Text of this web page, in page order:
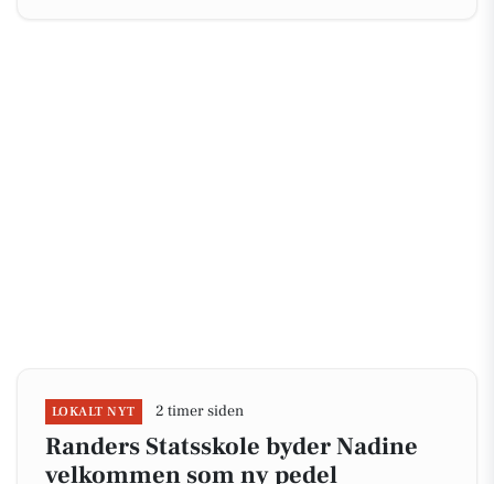
LOKALT NYT 2 timer siden
Randers Statsskole byder Nadine
velkommen som ny pedel